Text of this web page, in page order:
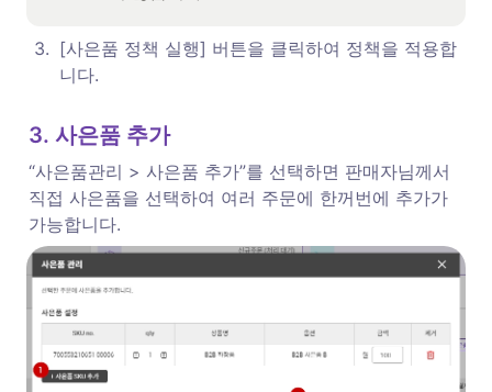
3. [사은품 정책 실행] 버튼을 클릭하여 정책을 적용합
니다.
3. 사은품 추가
“사은품관리 > 사은품 추가”를 선택하면 판매자님께서
직접 사은품을 선택하여 여러 주문에 한꺼번에 추가가
가능합니다.